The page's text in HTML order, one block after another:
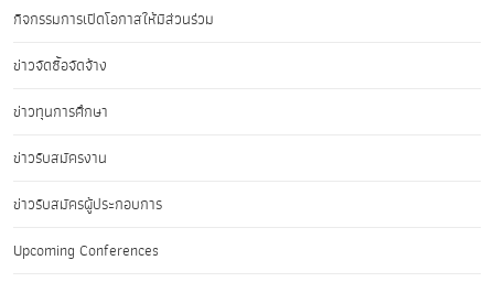
กิจกรรมการเปิดโอกาสให้มีส่วนร่วม
ข่าวจัดซื้อจัดจ้าง
ข่าวทุนการศึกษา
ข่าวรับสมัครงาน
ข่าวรับสมัครผู้ประกอบการ
Upcoming Conferences